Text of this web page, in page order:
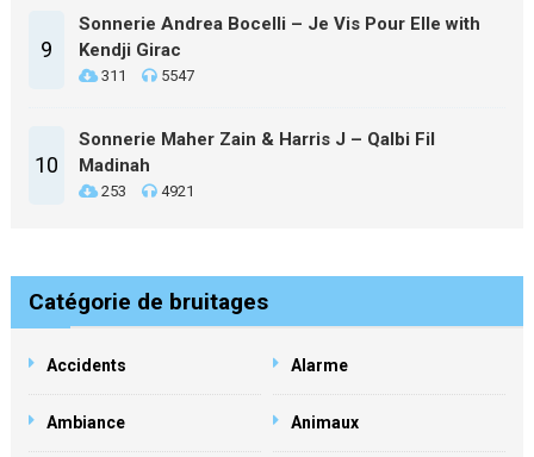
9
Sonnerie Andrea Bocelli – Je Vis Pour Elle with
Kendji Girac
311 5547
10
Sonnerie Maher Zain & Harris J – Qalbi Fil
Madinah
253 4921
Catégorie de bruitages
Accidents Alarme
Ambiance Animaux